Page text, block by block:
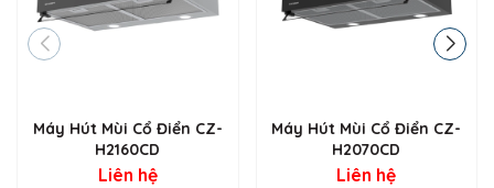
Trang bịđộng cơ Turbin đôi
công suất 200W, loại bỏ mùi hôi
và khói nhanh chóng. Độ ồn <48dB(A) giúp quá trình vận hành
êm ái, không gây khó chịu khi nấu nướng.
Lưới lọc mỡ bằng nhôm 5 lớpbền bỉ, dễ tháo lắp, vệ
sinh nhanh chóng.
Máy Hút Mùi Cổ Điển CZ-
H2160CD
Liên hệ
Máy Hút Mùi Cổ Điển CZ-
H2070CD
Liên hệ